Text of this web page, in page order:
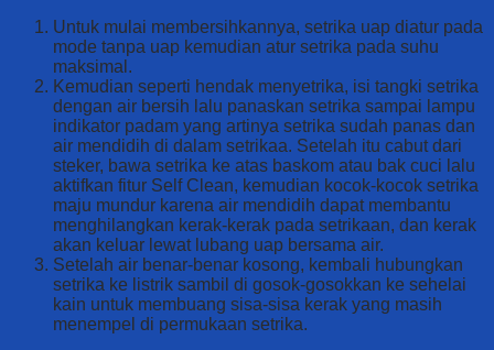
Untuk mulai membersihkannya, setrika uap diatur pada
mode tanpa uap kemudian atur setrika pada suhu
maksimal.
Kemudian seperti hendak menyetrika, isi tangki setrika
dengan air bersih lalu panaskan setrika sampai lampu
indikator padam yang artinya setrika sudah panas dan
air mendidih di dalam setrikaa. Setelah itu cabut dari
steker, bawa setrika ke atas baskom atau bak cuci lalu
aktifkan fitur Self Clean, kemudian kocok-kocok setrika
maju mundur karena air mendidih dapat membantu
menghilangkan kerak-kerak pada setrikaan, dan kerak
akan keluar lewat lubang uap bersama air.
Setelah air benar-benar kosong, kembali hubungkan
setrika ke listrik sambil di gosok-gosokkan ke sehelai
kain untuk membuang sisa-sisa kerak yang masih
menempel di permukaan setrika.